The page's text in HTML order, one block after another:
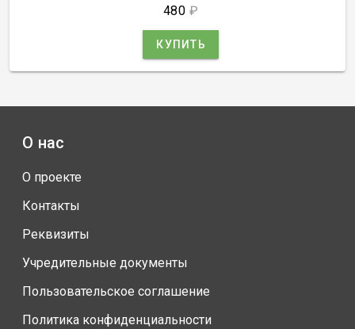
480 ₽
КУПИТЬ
О нас
О проекте
Контакты
Реквизиты
Учредительные документы
Пользовательское соглашение
Политика конфиденциальности